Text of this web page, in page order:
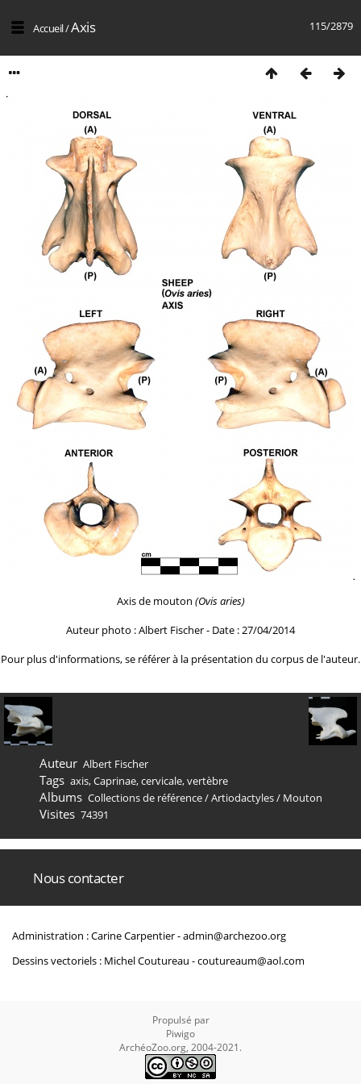
115/2879
Accueil/Axis
Axis de mouton (Ovis aries)
Auteur photo : Albert Fischer - Date : 27/04/2014
Pour plus d'informations, se référer à la présentation du corpus de l'auteur.
Auteur Albert Fischer
Tags axis,Caprinae,cervicale,vertèbre
Albums Collections de référence/Artiodactyles/ Mouton
Visites 74391
Nous contacter
Administration : Carine Carpentier -admin@archezoo.org
Dessins vectoriels : Michel Coutureau -coutureaum@aol.com
Propulsé par
Piwigo
ArchéoZoo.org, 2004-2021.